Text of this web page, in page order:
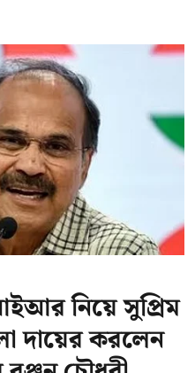
নিয়ে সুপ্রিম
দায়ের করলেন